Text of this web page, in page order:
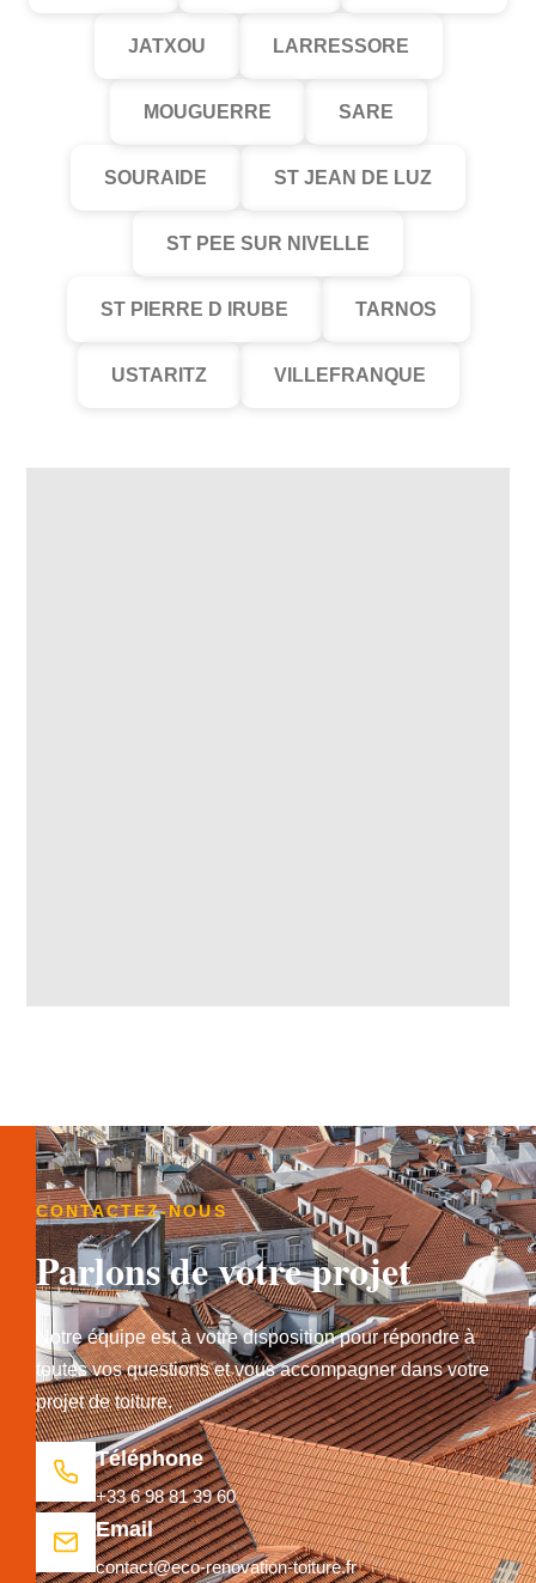
JATXOU LARRESSORE
MOUGUERRE SARE
SOURAIDE ST JEAN DE LUZ
ST PEE SUR NIVELLE
ST PIERRE D IRUBE TARNOS
USTARITZ VILLEFRANQUE
CONTACTEZ-NOUS
Parlons de votre projet
Notre équipe est à votre disposition pour répondre à
toutes vos questions et vous accompagner dans votre
projet de toiture.
Téléphone
+33 6 98 81 39 60
Email
contact@eco-renovation-toiture.fr